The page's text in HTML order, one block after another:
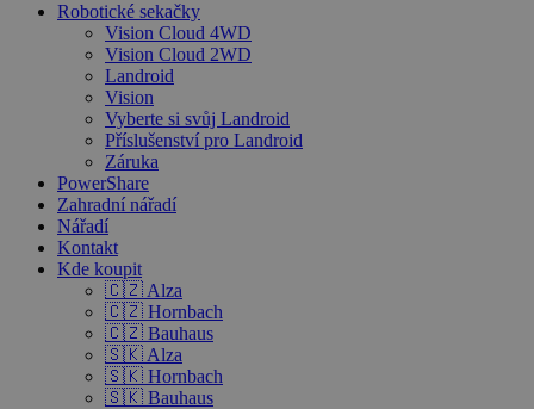
Robotické sekačky
Vision Cloud 4WD
Vision Cloud 2WD
Landroid
Vision
Vyberte si svůj Landroid
Příslušenství pro Landroid
Záruka
PowerShare
Zahradní nářadí
Nářadí
Kontakt
Kde koupit
🇨🇿 Alza
🇨🇿 Hornbach
🇨🇿 Bauhaus
🇸🇰 Alza
🇸🇰 Hornbach
🇸🇰 Bauhaus